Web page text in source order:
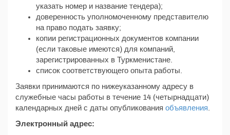
указать номер и название тендера);
доверенность уполномоченному представителю
на право подать заявку;
копии регистрационных документов компании
(если таковые имеются) для компаний,
зарегистрированных в Туркменистане.
список соответствующего опыта работы.
Заявки принимаются по нижеуказанному адресу в
служебные часы работы в течение 14 (четырнадцати)
календарных дней с даты опубликования объявления
Электронный адрес: